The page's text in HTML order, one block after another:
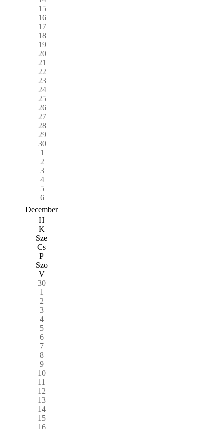
15
16
17
18
19
20
21
22
23
24
25
26
27
28
29
30
1
2
3
4
5
6
December
H
K
Sze
Cs
P
Szo
V
30
1
2
3
4
5
6
7
8
9
10
11
12
13
14
15
16